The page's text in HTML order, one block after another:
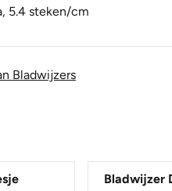
5.4 steken/cm
Bladwijzers
Bladwijzer